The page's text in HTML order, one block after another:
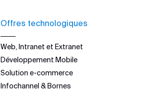
Offres technologiques
Web, Intranet et Extranet
Développement Mobile
Solution e-commerce
Infochannel & Bornes